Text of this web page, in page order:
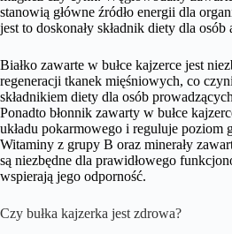
stanowią główne źródło energii dla
jest to doskonały składnik diety dla
Białko zawarte w bułce kajzerce jest
regeneracji tkanek mięśniowych, co
składnikiem diety dla osób
Ponadto błonnik zawarty w bułce
układu pokarmowego i reguluje poziom
Witaminy z grupy B oraz minerały
są niezbędne dla prawidłowego
wspierają jego odporność.
Czy bułka kajzerka jest zdrowa?